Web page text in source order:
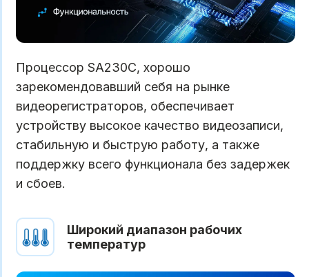
Процессор SA230C, хорошо
зарекомендовавший себя на рынке
видеорегистраторов, обеспечивает
устройству высокое качество видеозаписи,
стабильную и быструю работу, а также
поддержку всего функционала без задержек
и сбоев.
Широкий диапазон рабочих
температур